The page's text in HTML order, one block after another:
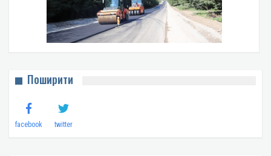
Поширити
facebook twitter